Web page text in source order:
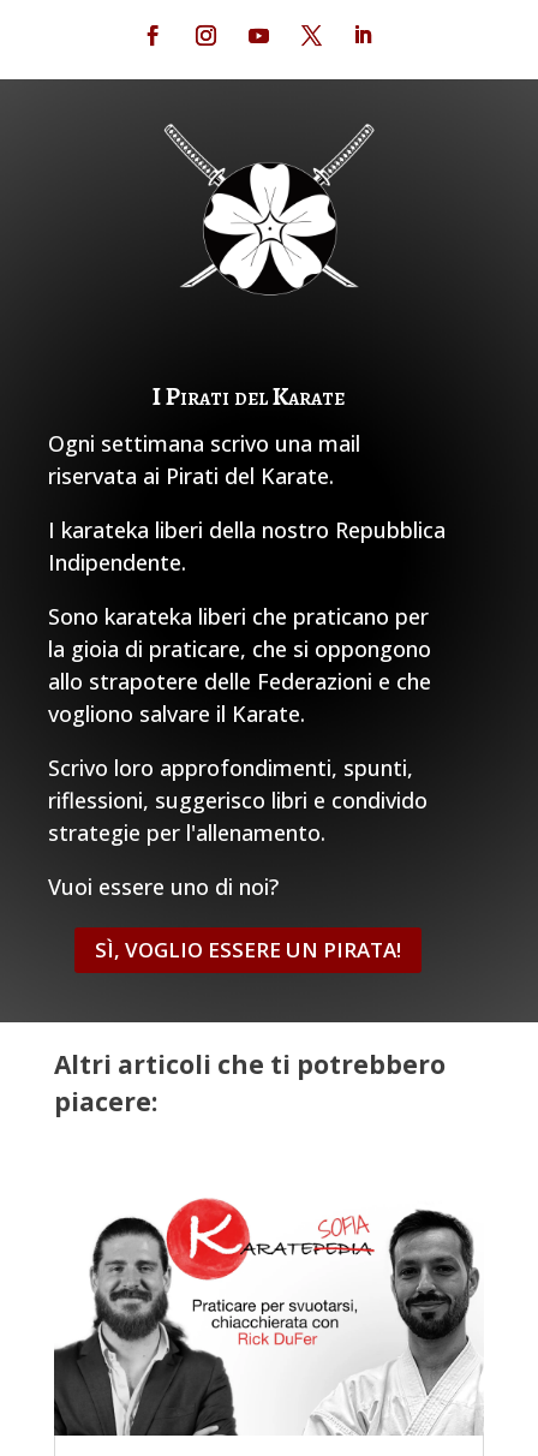
I Pirati del Karate
Ogni settimana scrivo una mail
riservata ai Pirati del Karate.
I karateka liberi della nostro Repubblica
Indipendente.
Sono karateka liberi che praticano per
la gioia di praticare, che si oppongono
allo strapotere delle Federazioni e che
vogliono salvare il Karate.
Scrivo loro approfondimenti, spunti,
riflessioni, suggerisco libri e condivido
strategie per l'allenamento.
Vuoi essere uno di noi?
SÌ, VOGLIO ESSERE UN PIRATA!
Altri articoli che ti potrebbero
piacere: